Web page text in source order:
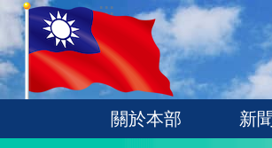
跳到主要內容區塊
:::
關於本部 新